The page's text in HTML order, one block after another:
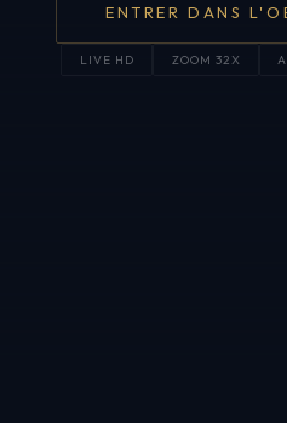
ENTRER DANS
LIVE HD ZOOM 32X